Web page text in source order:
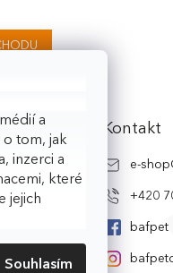
a
o tom, jak
inzerci a
které
jejich
Souhlasím
Kontakt
e-shop
+420
bafpet